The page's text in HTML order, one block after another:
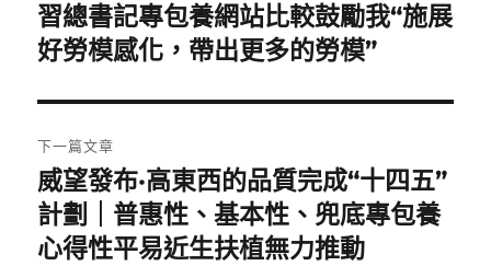
導
覽
一
篇
章:
習總書記專包養網站比較鼓勵我“施展
好勞模感化，帶出更多的勞模”
下一篇文章
下
一
篇
威望發布·高東西的品質完成“十四五”
計劃｜普惠性、基本性、兜底專包養
心得性平易近生扶植無力推動